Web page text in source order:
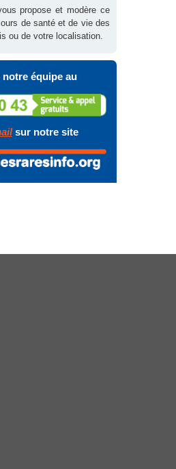
propose et modère ce
de santé et de vie des
ou de votre localisation.
équipe au
sur notre site